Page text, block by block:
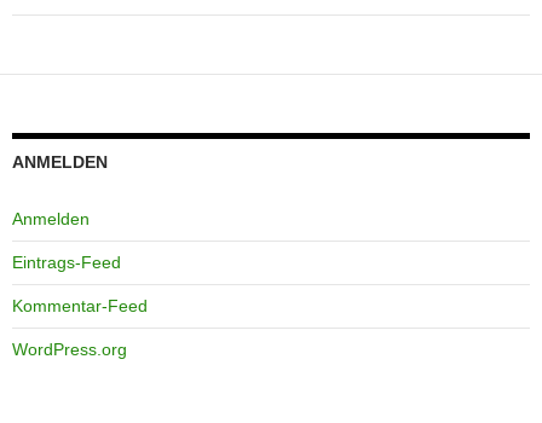
ANMELDEN
Anmelden
Eintrags-Feed
Kommentar-Feed
WordPress.org